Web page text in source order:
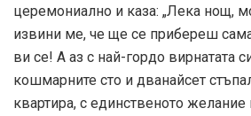
церемониално и каза: „Лека нощ,
извини ме, че ще се прибереш
ви се! А аз с най-гордо вирнатата
кошмарните сто и дванайсет
квартира, с единственото желание